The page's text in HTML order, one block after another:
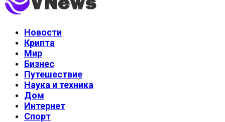
Новости
Крипта
Мир
Бизнес
Путешествие
Наука и техника
Дом
Интернет
Спорт